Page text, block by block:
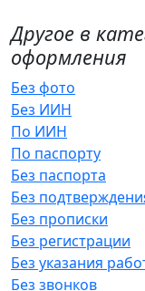
Другое в
оформления
Без фото
Без ИИН
По ИИН
По паспорту
Без паспорта
Без
Без прописки
Без регистрации
Без указания
Без звонков